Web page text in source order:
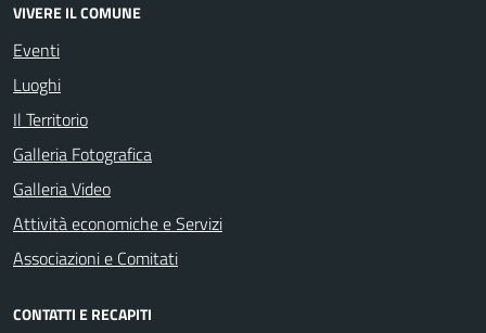
VIVERE IL COMUNE
Eventi
Luoghi
Il Territorio
Galleria Fotografica
Galleria Video
Attività economiche e Servizi
Associazioni e Comitati
CONTATTI E RECAPITI